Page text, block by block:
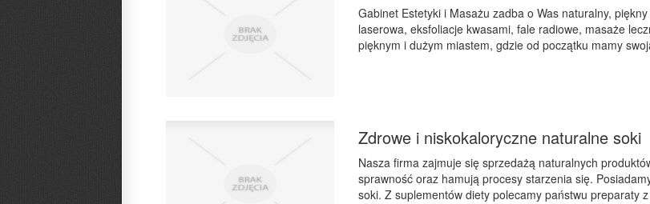
Gabinet Estetyki i Masażu zadba o Was naturalny,
laserowa, eksfoliacje kwasami, fale radiowe, masaże
pięknym i dużym miastem, gdzie od początku mamy
Zdrowe i niskokaloryczne naturalne soki
Nasza firma zajmuje się sprzedażą naturalnych
sprawność oraz hamują procesy starzenia się.
soki. Z suplementów diety polecamy państwu preparaty